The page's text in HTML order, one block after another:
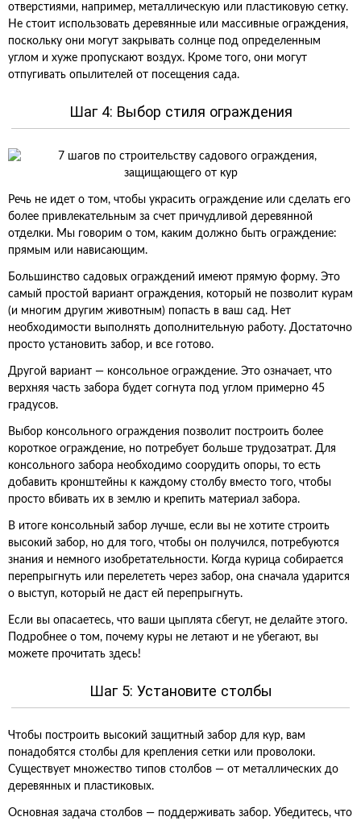
отверстиями, например, металлическую или пластиковую сетку.
Не стоит использовать деревянные или массивные ограждения,
поскольку они могут закрывать солнце под определенным
углом и хуже пропускают воздух. Кроме того, они могут
отпугивать опылителей от посещения сада.
Шаг 4: Выбор стиля ограждения
Речь не идет о том, чтобы украсить ограждение или сделать его
более привлекательным за счет причудливой деревянной
отделки. Мы говорим о том, каким должно быть ограждение:
прямым или нависающим.
Большинство садовых ограждений имеют прямую форму. Это
самый простой вариант ограждения, который не позволит курам
(и многим другим животным) попасть в ваш сад. Нет
необходимости выполнять дополнительную работу. Достаточно
просто установить забор, и все готово.
Другой вариант — консольное ограждение. Это означает, что
верхняя часть забора будет согнута под углом примерно 45
градусов.
Выбор консольного ограждения позволит построить более
короткое ограждение, но потребует больше трудозатрат. Для
консольного забора необходимо соорудить опоры, то есть
добавить кронштейны к каждому столбу вместо того, чтобы
просто вбивать их в землю и крепить материал забора.
В итоге консольный забор лучше, если вы не хотите строить
высокий забор, но для того, чтобы он получился, потребуются
знания и немного изобретательности. Когда курица собирается
перепрыгнуть или перелететь через забор, она сначала ударится
о выступ, который не даст ей перепрыгнуть.
Если вы опасаетесь, что ваши цыплята сбегут, не делайте этого.
Подробнее о том, почему куры не летают и не убегают, вы
можете прочитать здесь!
Шаг 5: Установите столбы
Чтобы построить высокий защитный забор для кур, вам
понадобятся столбы для крепления сетки или проволоки.
Существует множество типов столбов — от металлических до
деревянных и пластиковых.
Основная задача столбов — поддерживать забор. Убедитесь, что